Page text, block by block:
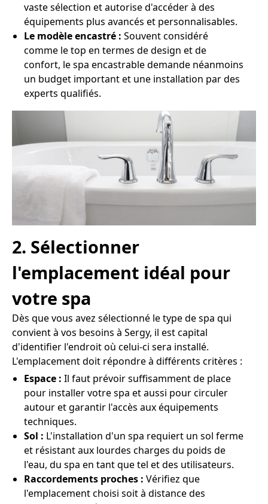
vaste sélection et autorise d'accéder à des
équipements plus avancés et personnalisables.
Le modèle encastré : Souvent considéré
comme le top en termes de design et de
confort, le spa encastrable demande néanmoins
un budget important et une installation par des
experts qualifiés.
2. Sélectionner
l'emplacement idéal pour
votre spa
Dès que vous avez sélectionné le type de spa qui
convient à vos besoins à Sergy, il est capital
d'identifier l'endroit où celui-ci sera installé.
L'emplacement doit répondre à différents critères :
Espace : Il faut prévoir suffisamment de place
pour installer votre spa et aussi pour circuler
autour et garantir l'accès aux équipements
techniques.
Sol : L'installation d'un spa requiert un sol ferme
et résistant aux lourdes charges du poids de
l'eau, du spa en tant que tel et des utilisateurs.
Raccordements proches : Vérifiez que
l'emplacement choisi soit à distance des